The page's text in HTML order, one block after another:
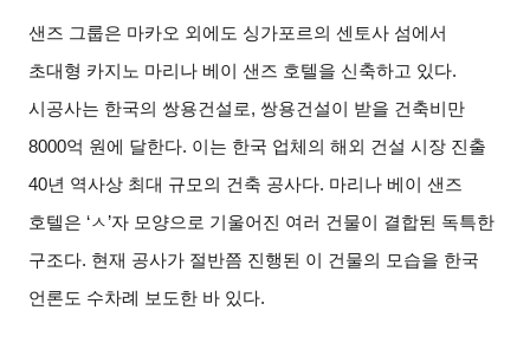
샌즈 그룹은 마카오 외에도 싱가포르의 센토사 섬에서
초대형 카지노 마리나 베이 샌즈 호텔을 신축하고 있다.
시공사는 한국의 쌍용건설로, 쌍용건설이 받을 건축비만
8000억 원에 달한다. 이는 한국 업체의 해외 건설 시장 진출
40년 역사상 최대 규모의 건축 공사다. 마리나 베이 샌즈
호텔은 ‘ㅅ’자 모양으로 기울어진 여러 건물이 결합된 독특한
구조다. 현재 공사가 절반쯤 진행된 이 건물의 모습을 한국
언론도 수차례 보도한 바 있다.